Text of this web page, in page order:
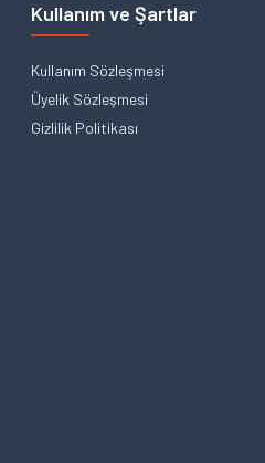
Kullanım ve Şartlar
Kullanım Sözleşmesi
Üyelik Sözleşmesi
Gizlilik Politikası